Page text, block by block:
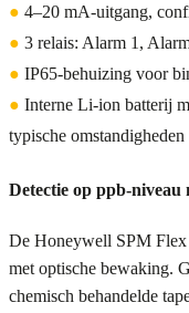
● 4–20 mA-uitgang,
● 3 relais: Alarm 1,
● IP65-behuizing voor
● Interne Li-ion batterij
typische omstandigheden
Detectie op ppb-niveau
De Honeywell SPM Flex
met optische bewaking.
chemisch behandelde